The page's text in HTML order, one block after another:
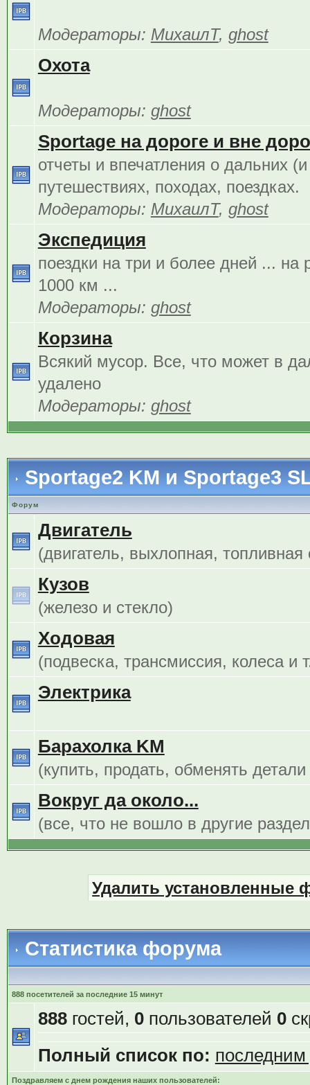
Модераторы: МихаилТ, ghost
Охота
Модераторы: ghost
Sportage на дороге и вне
отчеты и впечатления о дальних
путешествиях, походах, поездках.
Модераторы: МихаилТ, ghost
Экспедиция
поездки на три и более дней ... на
1000 км ...
Модераторы: ghost
Корзина
Всякий мусор. Все, что может в
удалено
Модераторы: ghost
Sportage2 KM и Sportage3
Форум
Двигатель
(двигатель, выхлопная, топливная
Кузов
(железо и стекло)
Ходовая
(подвеска, трансмиссия, колеса и
Электрика
Барахолка KM
(купить, продать, обменять
Вокруг да около...
(все, что не вошло в другие
Удалить установленные
Статистика форума
888 посетителей за последние 15 минут
888гостей, 0пользователей 0
Полный список по:
Поздравляем с днем рождения наших пользователей: